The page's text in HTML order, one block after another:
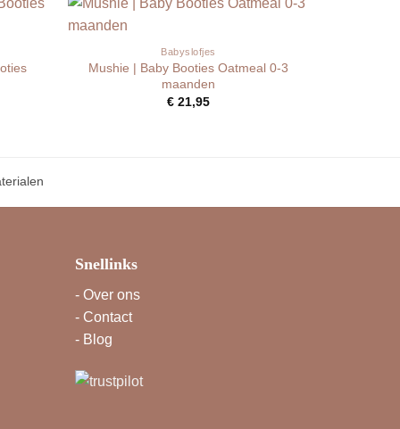
Babyslofjes
Mushie | Baby Booties Oatmeal 0-3
maanden
€ 21,95
Snellinks
- Over ons
- Contact
- Blog